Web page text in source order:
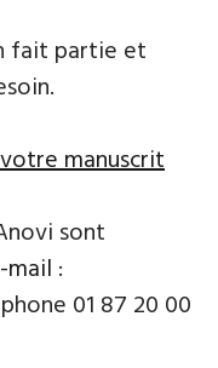
fait partie et
manuscrit
sont
mail :
​​0​1 87 20 00